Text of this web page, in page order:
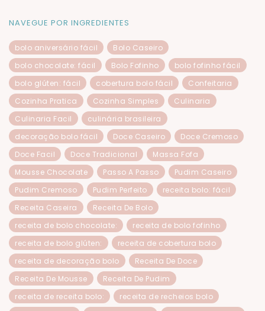
NAVEGUE POR INGREDIENTES
bolo aniversário fácil
Bolo Caseiro
bolo chocolate: fácil
Bolo Fofinho
bolo fofinho fácil
bolo glúten: fácil
cobertura bolo fácil
Confeitaria
Cozinha Pratica
Cozinha Simples
Culinaria
Culinaria Facil
culinária brasileira
decoração bolo fácil
Doce Caseiro
Doce Cremoso
Doce Facil
Doce Tradicional
Massa Fofa
Mousse Chocolate
Passo A Passo
Pudim Caseiro
Pudim Cremoso
Pudim Perfeito
receita bolo: fácil
Receita Caseira
Receita De Bolo
receita de bolo chocolate:
receita de bolo fofinho
receita de bolo glúten:
receita de cobertura bolo
receita de decoração bolo
Receita De Doce
Receita De Mousse
Receita De Pudim
receita de receita bolo:
receita de recheios bolo